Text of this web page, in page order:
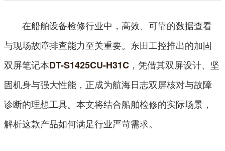
在船舶设备检修行业中，高效、可靠的数据查看
与现场故障排查能力至关重要。东田工控推出的加固
双屏笔记本DT-S1425CU-H31C ，凭借其双屏设计、坚
固机身与强大性能，正成为航海日志双屏核对与故障
诊断的理想工具。本文将结合船舶检修的实际场景，
解析这款产品如何满足行业严苛需求。